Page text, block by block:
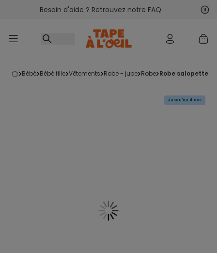
Accéder au contenu
Besoin d'aide ? Retrouvez notre FAQ
bébé bébé fille vêtements robe - jupe robe robe salopette
Jusqu'au 4 ans